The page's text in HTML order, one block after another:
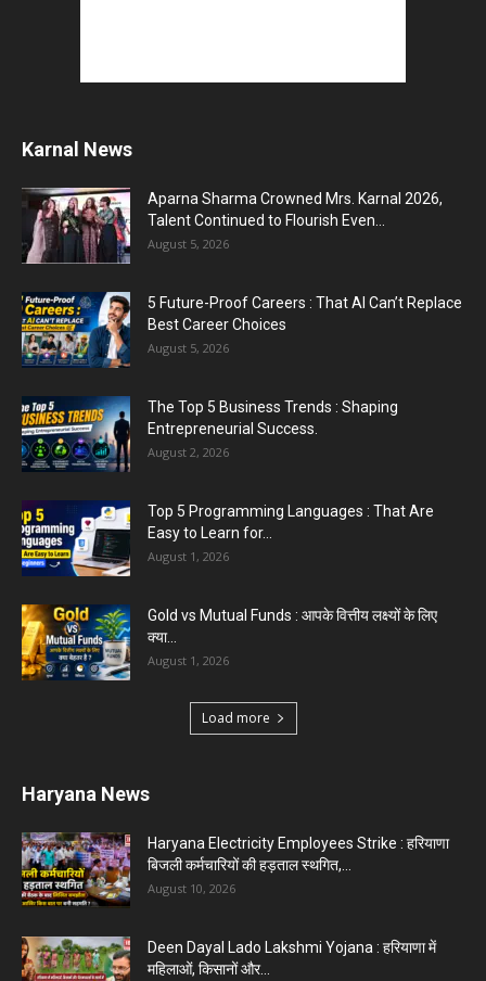
Karnal News
Aparna Sharma Crowned Mrs. Karnal 2026,
Talent Continued to Flourish Even...
August 5, 2026
5 Future-Proof Careers : That AI Can’t Replace
Best Career Choices
August 5, 2026
The Top 5 Business Trends : Shaping
Entrepreneurial Success.
August 2, 2026
Top 5 Programming Languages : That Are
Easy to Learn for...
August 1, 2026
Gold vs Mutual Funds : आपके वित्तीय लक्ष्यों के लिए
क्या...
August 1, 2026
Load more
Haryana News
Haryana Electricity Employees Strike : हरियाणा
बिजली कर्मचारियों की हड़ताल स्थगित,...
August 10, 2026
Deen Dayal Lado Lakshmi Yojana : हरियाणा में
महिलाओं, किसानों और...